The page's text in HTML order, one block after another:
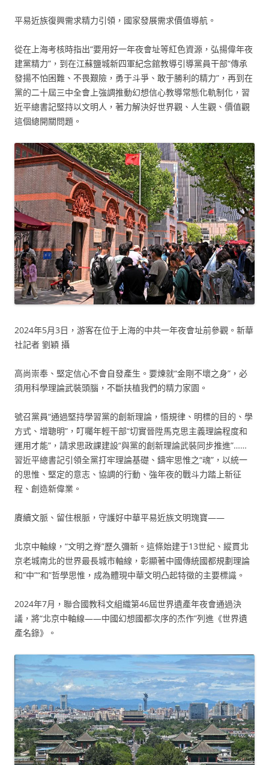
平易近族復興需求精力引領，國家發展需求價值導航。
從在上海考核時指出“要用好一年夜會址等紅色資源，弘揚偉年夜
建黨精力”，到在江蘇鹽城新四軍紀念館教導引導黨員干部“傳承
發揚不怕困難、不畏艱險，勇于斗爭、敢于勝利的精力”，再到在
黨的二十屆三中全會上強調推動幻想信心教導常態化軌制化，習
近平總書記堅持以文明人，著力解決好世界觀、人生觀、價值觀
這個總開關問題。
2024年5月3日，游客在位于上海的中共一年夜會址前參觀。新華
社記者 劉穎 攝
高尚崇奉、堅定信心不會自發產生。要煉就“金剛不壞之身”，必
須用科學理論武裝頭腦，不斷扶植我們的精力家園。
號召黨員“通過堅持學習黨的創新理論，悟規律、明標的目的、學
方式、增聰明”，叮囑年輕干部“切實晉陞馬克思主義理論程度和
運用才能”，請求思政課建設“與黨的創新理論武裝同步推進”……
習近平總書記引領全黨打牢理論基礎、鑄牢思惟之“魂”，以統一
的思惟、堅定的意志、協調的行動、強年夜的戰斗力踏上新征
程、創造新偉業。
賡續文脈、留住根脈，守護好中華平易近族文明瑰寶——
北京中軸線，“文明之脊”歷久彌新。這條始建于13世紀、縱貫北
京老城南北的世界最長城市軸線，彰顯著中國傳統國都規劃理論
和“中”“和”哲學思惟，成為體現中華文明凸起特徵的主要標識。
2024年7月，聯合國教科文組織第46屆世界遺產年夜會通過決
議，將“北京中軸線——中國幻想國都次序的杰作”列進《世界遺
產名錄》。